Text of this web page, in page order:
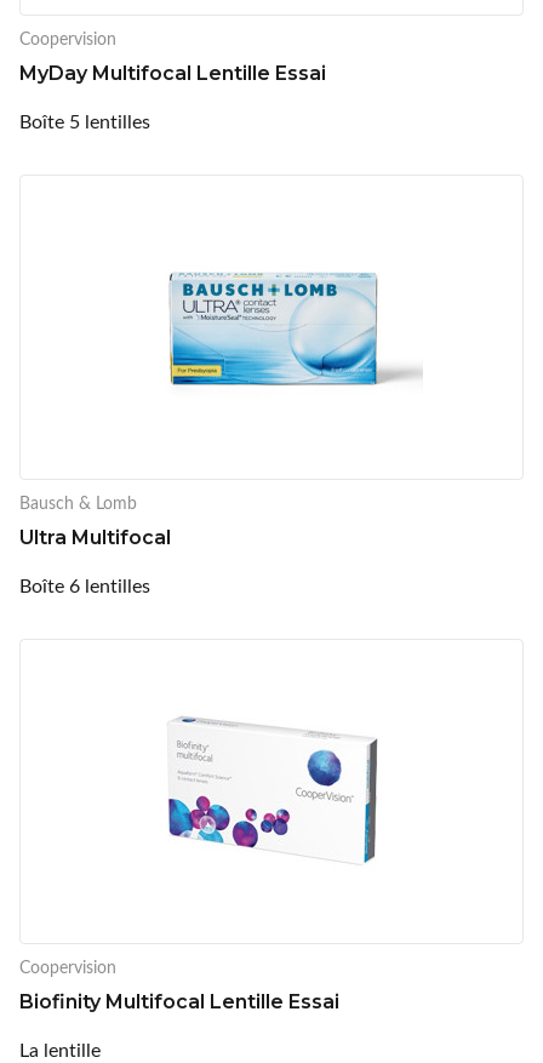
Coopervision
MyDay Multifocal Lentille Essai
Boîte 5 lentilles
Bausch & Lomb
Ultra Multifocal
Boîte 6 lentilles
Coopervision
Biofinity Multifocal Lentille Essai
La lentille